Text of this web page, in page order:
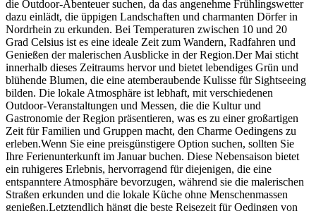
die Outdoor-Abenteuer suchen, da das angenehme Frühlingswetter
dazu einlädt, die üppigen Landschaften und charmanten Dörfer in
Nordrhein zu erkunden. Bei Temperaturen zwischen 10 und 20
Grad Celsius ist es eine ideale Zeit zum Wandern, Radfahren und
Genießen der malerischen Ausblicke in der Region.Der Mai sticht
innerhalb dieses Zeitraums hervor und bietet lebendiges Grün und
blühende Blumen, die eine atemberaubende Kulisse für Sightseeing
bilden. Die lokale Atmosphäre ist lebhaft, mit verschiedenen
Outdoor-Veranstaltungen und Messen, die die Kultur und
Gastronomie der Region präsentieren, was es zu einer großartigen
Zeit für Familien und Gruppen macht, den Charme Oedingens zu
erleben.Wenn Sie eine preisgünstigere Option suchen, sollten Sie
Ihre Ferienunterkunft im Januar buchen. Diese Nebensaison bietet
ein ruhigeres Erlebnis, hervorragend für diejenigen, die eine
entspanntere Atmosphäre bevorzugen, während sie die malerischen
Straßen erkunden und die lokale Küche ohne Menschenmassen
genießen.Letztendlich hängt die beste Reisezeit für Oedingen von